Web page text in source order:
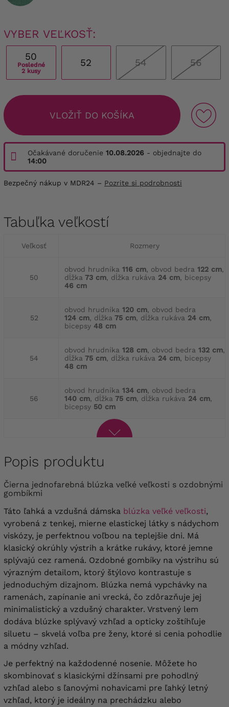
VYBER VEĽKOSŤ:
50
Posledné
2 kusy
52 54 56
VLOŽIŤ DO KOŠÍKA
Očakávané doručenie 10.08.2026 - objednajte do
14:00
Bezpečný nákup v MDR24 – Pozrite si podrobnosti
Tabuľka veľkostí
Veľkosť Rozmery
50
obvod hrudníka 116 cm, obvod bedra 122 cm,
dĺžka 73 cm, dĺžka rukáva 24 cm, bicepsy
46 cm
52
obvod hrudníka 120 cm, obvod bedra
124 cm, dĺžka 75 cm, dĺžka rukáva 24 cm,
bicepsy 48 cm
54
obvod hrudníka 128 cm, obvod bedra 132 cm,
dĺžka 75 cm, dĺžka rukáva 24 cm, bicepsy
48 cm
56
obvod hrudníka 134 cm, obvod bedra
140 cm, dĺžka 75 cm, dĺžka rukáva 24 cm,
bicepsy 50 cm
Popis produktu
Čierna jednofarebná blúzka veľké veľkosti s ozdobnými
gombíkmi
Táto ľahká a vzdušná dámska blúzka veľké veľkosti,
vyrobená z tenkej, mierne elastickej látky s nádychom
viskózy, je perfektnou voľbou na teplejšie dni. Má
klasický okrúhly výstrih a krátke rukávy, ktoré jemne
splývajú cez ramená. Ozdobné gombíky na výstrihu sú
výrazným detailom, ktorý štýlovo kontrastuje s
jednoduchým dizajnom. Blúzka nemá vypchávky na
ramenách, zapínanie ani vrecká, čo zdôrazňuje jej
minimalistický a vzdušný charakter. Vrstvený lem
dodáva blúzke splývavý vzhľad a opticky zoštíhľuje
siluetu – skvelá voľba pre ženy, ktoré si cenia pohodlie
a módny vzhľad.
Je perfektný na každodenné nosenie. Môžete ho
skombinovať s klasickými džínsami pre pohodlný
vzhľad alebo s ľanovými nohavicami pre ľahký letný
vzhľad, ktorý je ideálny na prechádzku alebo